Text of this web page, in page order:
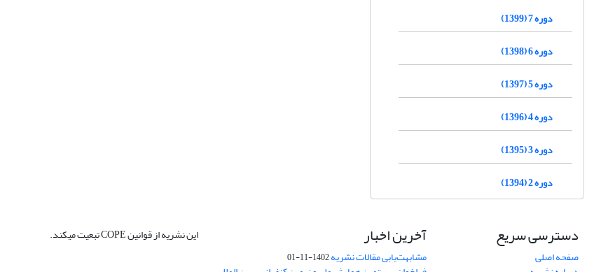
دوره 7 (1399)
دوره 6 (1398)
دوره 5 (1397)
دوره 4 (1396)
دوره 3 (1395)
دوره 2 (1394)
دسترسی سریع
صفحه اصلی
آخرین اخبار
مشابهت‌یابی مقالات نشریه1402-11-01
این نشریه از قوانین COPE تبعیت میکند.